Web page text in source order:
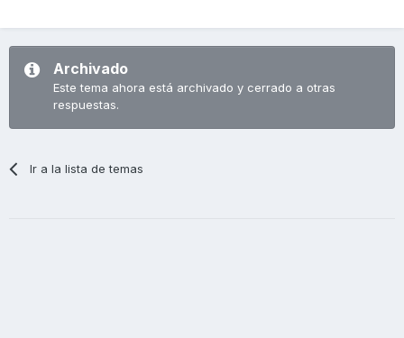
Archivado
Este tema ahora está archivado y cerrado a otras
respuestas.
Ir a la lista de temas